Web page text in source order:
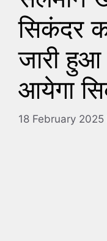
सिकंदर
जारी
आयेगा
18 February 2025